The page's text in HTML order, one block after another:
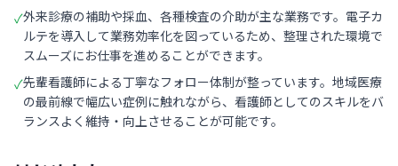
✓外来診療の補助や採血、各種検査の介助が主な業務です。電子カ
ルテを導入して業務効率化を図っているため、整理された環境で
スムーズにお仕事を進めることができます。
✓先輩看護師による丁寧なフォロー体制が整っています。地域医療
の最前線で幅広い症例に触れながら、看護師としてのスキルをバ
ランスよく維持・向上させることが可能です。